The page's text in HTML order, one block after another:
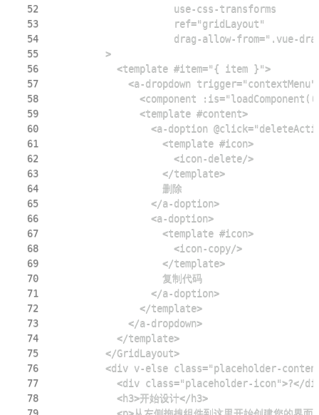
52
53
54
55
          >
56
            <template #item="{ item }">
57
58
59
                <template #content>
60
61
                    <template #icon>
62
                      <icon-delete/>
63
                    </template>
64
65
                  </a-doption>
66
                  <a-doption>
67
                    <template #icon>
68
                      <icon-copy/>
69
                    </template>
70
                    复制代码
71
                  </a-doption>
72
                </template>
73
              </a-dropdown>
74
            </template>
75
          </GridLayout>
76
77
78
            <h3>开始设计</h3>